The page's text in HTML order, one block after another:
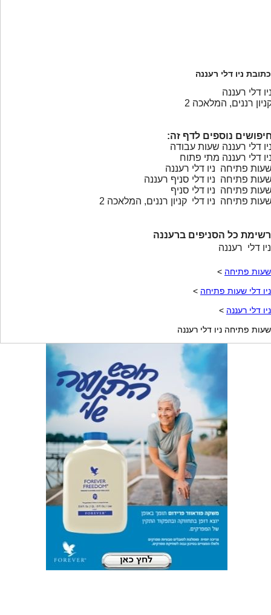
כתובת ניו דלי רעננה
דלי רעננה
רננים, המלאכה 2
נוספים לדף זה:
דלי רעננה שעות עבודה
דלי רעננה מתי פתוח
פתיחה ניו דלי רעננה
פתיחה ניו דלי סניף רעננה
פתיחה ניו דלי סניף
פתיחה ניו דלי קניון רננים, המלאכה 2
רשימת כל הסניפים ברעננה
ניו דלי רעננה
שעות פתיחה >
ניו דלי שעות פתיחה >
ניו דלי רעננה >
שעות פתיחה ניו דלי רעננה